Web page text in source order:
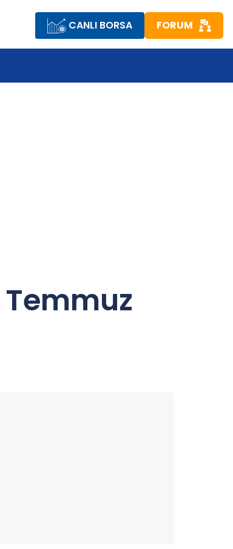
CANLI BORSA FORUM